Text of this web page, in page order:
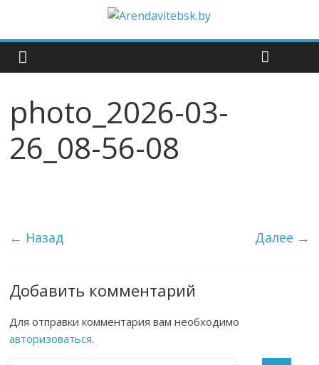
photo_2026-03-
26_08-56-08
← Назад Далее →
Добавить комментарий
Для отправки комментария вам необходимо
авторизоваться.